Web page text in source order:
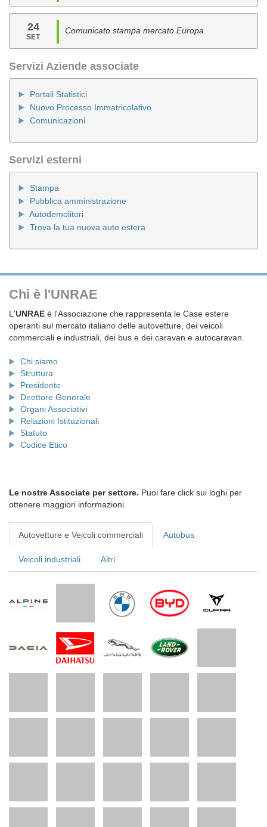
24
SET
Comunicato stampa mercato Europa
Servizi Aziende associate
Portali Statistici
Nuovo Processo Immatricolativo
Comunicazioni
Servizi esterni
Stampa
Pubblica amministrazione
Autodemolitori
Trova la tua nuova auto estera
Chi è l'UNRAE
L'UNRAE è l'Associazione che rappresenta le Case estere
operanti sul mercato italiano delle autovetture, dei veicoli
commerciali e industriali, dei bus e dei caravan e autocaravan.
Chi siamo
Struttura
Presidente
Direttore Generale
Organi Associativi
Relazioni Istituzionali
Statuto
Codice Etico
Le nostre Associate per settore. Puoi fare click sui loghi per
ottenere maggiori informazioni.
Autovetture e Veicoli commerciali Autobus
Veicoli industriali Altri